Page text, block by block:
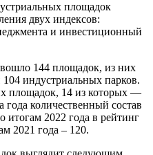
площадок
двух индексов:
и инвестиционный
144 площадок, из них
индустриальных парков.
площадок, 14 из которых —
количественный состав
итогам 2022 года в рейтинг
2021 года – 120.